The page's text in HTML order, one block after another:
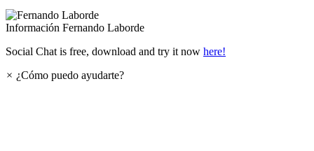
Información Fernando Laborde
Social Chat is free, download and try it now here!
× ¿Cómo puedo ayudarte?